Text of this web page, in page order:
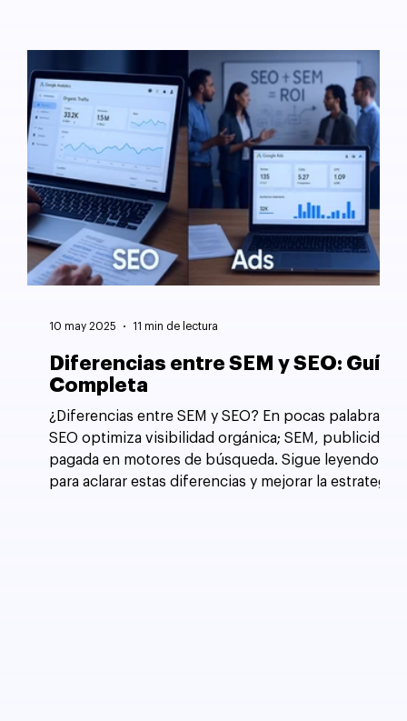
Diferencias entre SEM y SEO: Guía
Completa
¿Diferencias entre SEM y SEO? En pocas palabras,
SEO optimiza visibilidad orgánica; SEM, publicidad
pagada en motores de búsqueda. Sigue leyendo
para aclarar estas diferencias y mejorar la estrategia
10 may 2025 11 min de lectura